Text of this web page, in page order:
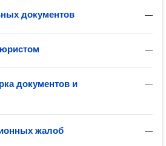
—
документов
—
—
документов и
—
жалоб